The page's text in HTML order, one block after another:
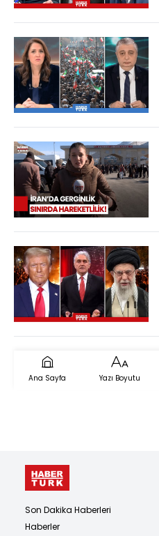
Ana Sayfa Yazı Boyutu
Son Dakika Haberleri
Haberler